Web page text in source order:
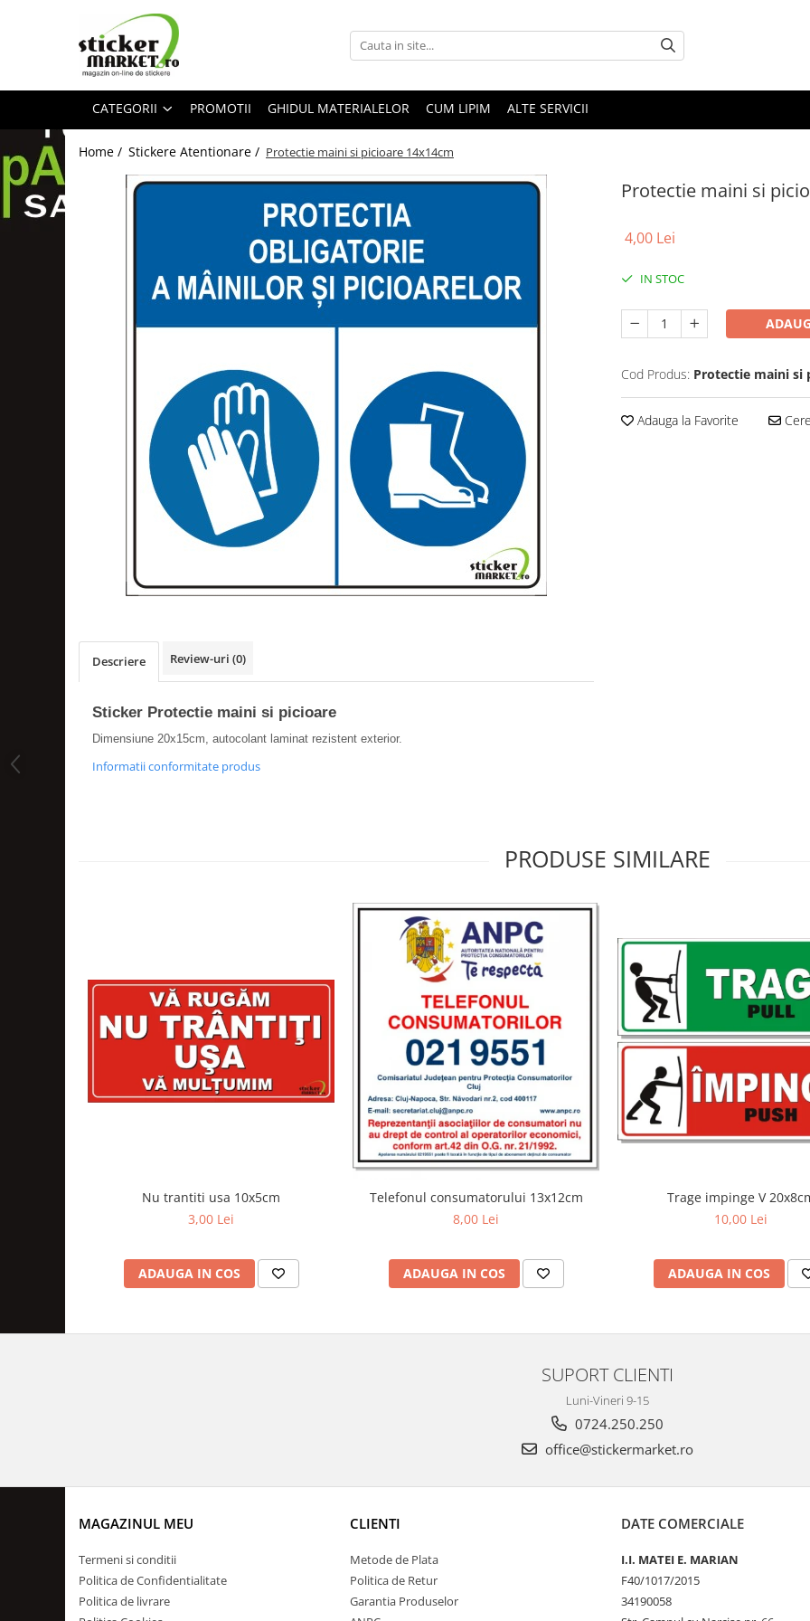
Categorii
Bannere
Placute
Stickere
Stickere Atentionare
Stickere PSI
Autocolante automate cafea
CATEGORII PROMOTII GHIDUL MATERIALELOR CUM LIPIM ALTE SERVICII
Home / Stickere Atentionare / Protectie maini si picioare 14x14cm
Protectie maini si
4,00 Lei
IN STOC
Cod Produs: Protectie maini si
Adauga la Favorite
Descriere Review-uri (0)
Sticker Protectie maini si picioare
Dimensiune 20x15cm, autocolant laminat rezistent exterior.
Informatii conformitate produs
PRODUSE SIMILARE
Nu trantiti usa 10x5cm
3,00 Lei
ADAUGA IN COS
Telefonul consumatorului 13x12cm
8,00 Lei
ADAUGA IN COS
Trage impinge V
10,00 Lei
ADAUGA IN COS
SUPORT CLIENTI
Luni-Vineri 9-15
0724.250.250
office@stickermarket.ro
MAGAZINUL MEU
Termeni si conditii
Politica de Confidentialitate
Politica de livrare
CLIENTI
Metode de Plata
Politica de Retur
Garantia Produselor
DATE COMERCIALE
I.I. MATEI E. MARIAN
F40/1017/2015
34190058